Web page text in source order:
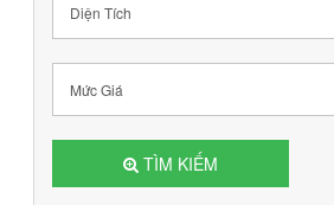
TÌM KIẾM